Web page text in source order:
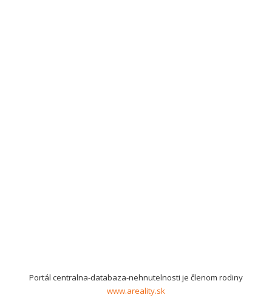
Portál centralna-databaza-nehnutelnosti je členom rodiny
www.areality.sk